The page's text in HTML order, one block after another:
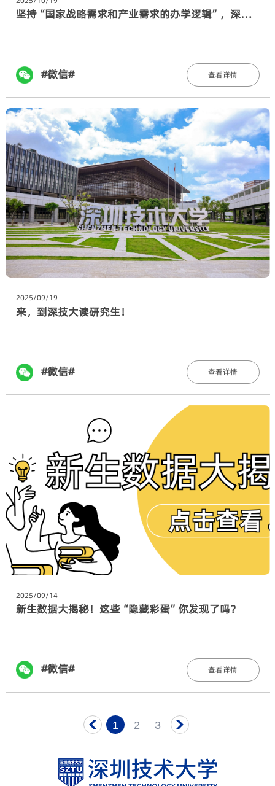
坚持“国家战略需求和产业需求的办学逻辑”，深技大亮相首届新型研究型大学建设发展圆桌论坛
#微信# 查看详情
2025/09/19
来，到深技大读研究生！
#微信# 查看详情
2025/09/14
新生数据大揭秘！这些“隐藏彩蛋”你发现了吗？
#微信# 查看详情
1 2 3